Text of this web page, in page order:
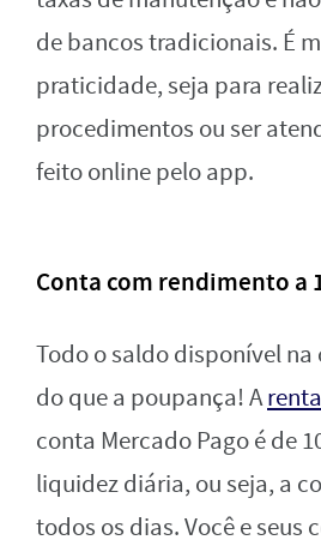
de bancos tradicionais. É
praticidade, seja para
procedimentos ou ser
feito online pelo app.
Conta com rendimento a
Todo o saldo disponível
do que a poupança! A
conta Mercado Pago é de
liquidez diária, ou seja, a
todos os dias. Você e seus